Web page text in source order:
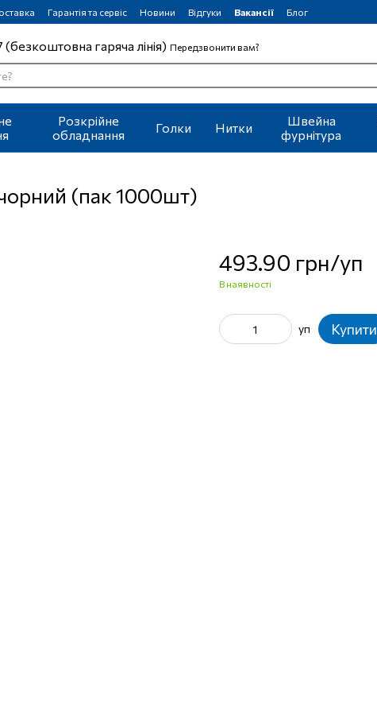
Гарантія та сервіс Новини Відгуки Вакансії Блог
гаряча лінія) Передзвонити вам?
Розкрійне
обладнання
Голки Нитки
Швейна
фурнітура
(пак 1000шт)
493.90 грн/уп
В наявності
уп Купити